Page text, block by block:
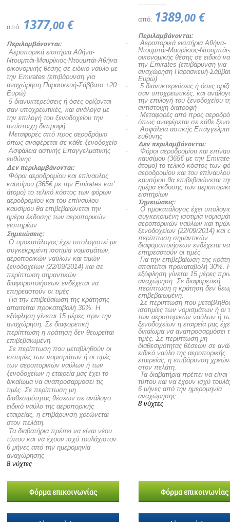
από: 1377,00 €
Περιλαμβάνονται:
εισιτήρια Αθήνα-
Ντουμπάι-Μαυρίκιος-Ντουμπάι-Αθήνα
οικονομικής θέσης σε ειδικό ναύλο με
την Emirates (επιβάρυνση για
αναχώρηση Παρασκευή-Σάββατο +20
Ευρώ)
διανυκτερεύσεις ή όσες ορίζονται
σαν υποχρεωτικές, και ανάλογα με
την επιλογή του ξενοδοχείου την
αντίστοιχη διατροφή
από προς αεροδρόμιο
όπως αναφέρεται σε κάθε ξενοδοχείο
αστικής Επαγγελματικής
ευθύνης
Δεν περιλαμβάνονται:
αεροδρομίου και επίναυλος
καυσίμου (365€ με την Emirates κατ’
άτομο) το τελικό κόστος των φόρων
αεροδρομίου και του επίναυλου
καυσίμου θα επιβεβαιώνεται την
ημέρα έκδοσης των αεροπορικών
εισιτηρίων
Σημειώσεις:
τιμοκατάλογος έχει υπολογιστεί με
συγκεκριμένη ισοτιμία νομισμάτων,
αεροπορικών ναύλων και τιμών
ξενοδοχείων (22/09/2014) και σε
περίπτωση σημαντικών
διαφοροποιήσεων ενδέχεται να
επηρεαστούν οι τιμές
την επιβεβαίωση της κράτησης
απαιτείται προκαταβολή 30%. Η
εξόφληση γίνεται 15 μέρες πριν την
αναχώρηση. Σε διαφορετική
περίπτωση η κράτηση δεν θεωρείται
επιβεβαιωμένη.
περίπτωση που μεταβληθούν οι
ισοτιμίες των νομισμάτων ή οι τιμές
των αεροπορικών ναύλων ή των
ξενοδοχείων η εταιρεία μας έχει το
δικαίωμα να αναπροσαρμόσει τις
τιμές. Σε περίπτωση μη
διαθεσιμότητας θέσεων σε ανάλογο
ειδικό ναύλο της αεροπορικής
εταιρείας, η επιβάρυνση χρεώνεται
στον πελάτη.
διαβατήρια πρέπει να είναι νέου
τύπου και να έχουν ισχύ τουλάχιστον
6 μήνες από την ημερομηνία
αναχώρησης
8 νύχτες
Φόρμα επικοινωνίας
από: 1389,00 €
Περιλαμβάνονται:
· Αεροπορικά εισιτήρια Αθήνα-
Ντουμπάι-Μαυρίκιος-
οικονομικής θέσης σε ειδικό
την Emirates (επιβάρυνση για
αναχώρηση Παρασκευή-
Ευρώ)
· 5 διανυκτερεύσεις ή όσες
σαν υποχρεωτικές, και
την επιλογή του ξενοδοχείου
αντίστοιχη διατροφή
· Μεταφορές από προς
όπως αναφέρεται σε κάθε
· Ασφάλεια αστικής
ευθύνης
Δεν περιλαμβάνονται:
· Φόροι αεροδρομίου και
καυσίμου (365€ με την
άτομο) το τελικό κόστος των
αεροδρομίου και του επίναυλου
καυσίμου θα επιβεβαιώνεται
ημέρα έκδοσης των
εισιτηρίων
Σημειώσεις:
· Ο τιμοκατάλογος έχει
συγκεκριμένη ισοτιμία
αεροπορικών ναύλων και
ξενοδοχείων (22/09/2014) και
περίπτωση σημαντικών
διαφοροποιήσεων ενδέχεται να
επηρεαστούν οι τιμές
· Για την επιβεβαίωση της
απαιτείται προκαταβολή 30%.
εξόφληση γίνεται 15 μέρες
αναχώρηση. Σε διαφορετική
περίπτωση η κράτηση δεν
επιβεβαιωμένη.
· Σε περίπτωση που
ισοτιμίες των νομισμάτων ή οι
των αεροπορικών ναύλων ή
ξενοδοχείων η εταιρεία μας
δικαίωμα να αναπροσαρμόσει
τιμές. Σε περίπτωση μη
διαθεσιμότητας θέσεων σε
ειδικό ναύλο της αεροπορικής
εταιρείας, η επιβάρυνση
στον πελάτη.
· Τα διαβατήρια πρέπει να είναι
τύπου και να έχουν ισχύ
6 μήνες από την ημερομηνία
αναχώρησης
8 νύχτες
Φόρμα επικοινωνίας